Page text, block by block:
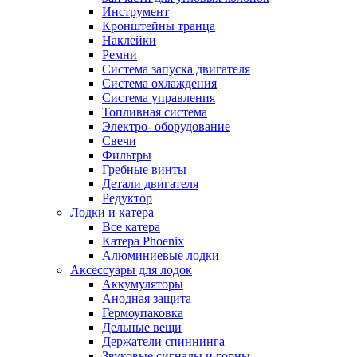
Инструмент
Кронштейны транца
Наклейки
Ремни
Система запуска двигателя
Система охлаждения
Система управления
Топливная система
Электро- оборудование
Свечи
Фильтры
Гребные винты
Детали двигателя
Редуктор
Лодки и катера
Все катера
Катера Phoenix
Алюминиевые лодки
Аксессуары для лодок
Аккумуляторы
Анодная защита
Гермоупаковка
Дельные вещи
Держатели спиннинга